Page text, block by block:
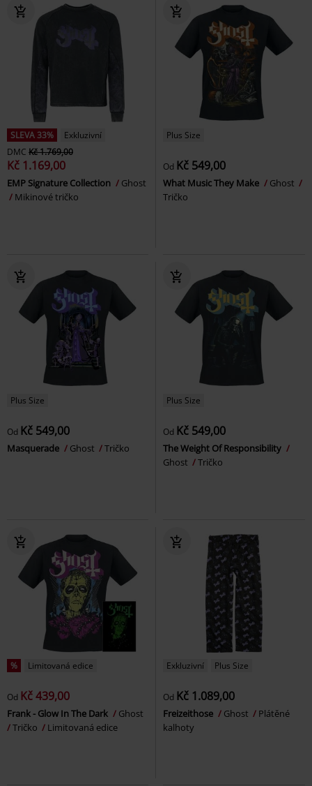
SLEVA 33%
Exkluzivní
DMC Kč 1.769,00
Kč 1.169,00
EMP Signature Collection
Ghost
Mikinové tričko
Plus Size
Od Kč 549,00
What Music They Make
Ghost
Tričko
Plus Size
Od Kč 549,00
Masquerade Ghost Tričko
Plus Size
Od Kč 549,00
The Weight Of Responsibility
Ghost
Tričko
% Limitovaná edice
Od Kč 439,00
Frank - Glow In The Dark
Ghost
Tričko
Limitovaná edice
Exkluzivní Plus Size
Od Kč 1.089,00
Freizeithose Ghost
Plátěné
kalhoty